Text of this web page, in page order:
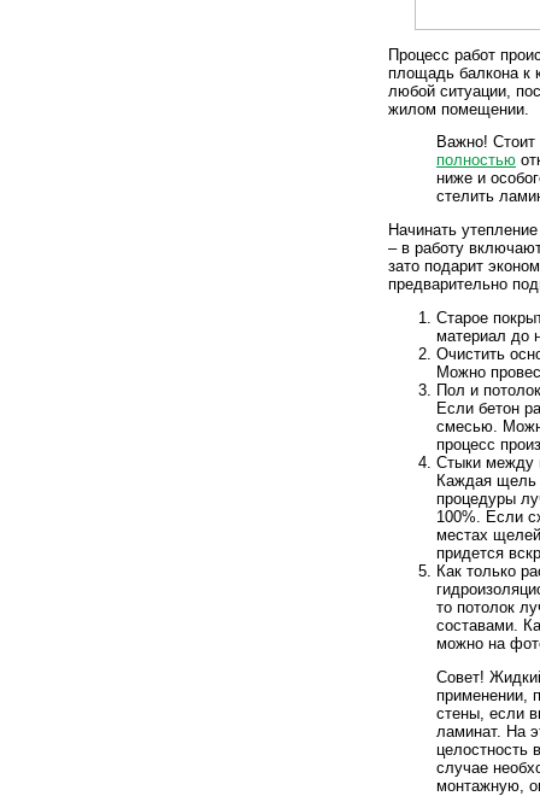
Процесс работ
площадь балкона к
любой ситуации,
жилом помещении.
Важно! Стоит
полностью
ниже и
стелить
Начинать
– в работу
зато подарит
предварительно
Старое
материал до
Очистить
Можно
Пол и
Если бетон
смесью.
процесс
Стыки между
Каждая щель
процедуры
100%. Если
местах
придется
Как только
то потолок
составами.
можно на
Совет!
применении,
стены, если
ламинат. На
целостность
случае
монтажную,